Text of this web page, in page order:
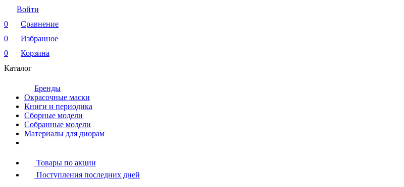
Войти
0
Сравнение
0
Избранное
0
Корзина
Каталог
Бренды
Окрасочные маски
Книги и периодика
Сборные модели
Собранные модели
Материалы для диорам
Товары по акции
Поступления последних дней